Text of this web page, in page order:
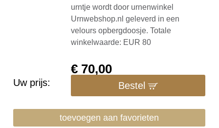
urntje wordt door urnenwinkel
Urnwebshop.nl geleverd in een
velours opbergdoosje. Totale
winkelwaarde: EUR 80
Uw prijs:
€ 70,00
Bestel
toevoegen aan favorieten